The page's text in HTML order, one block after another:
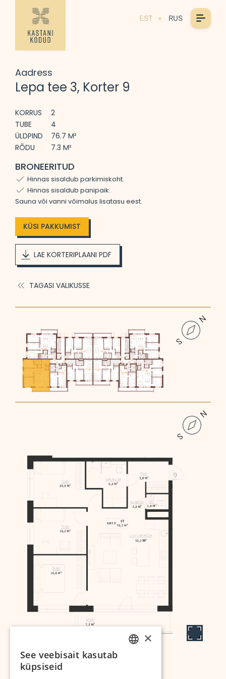
EST RUS
Aadress
Lepa tee 3, Korter 9
KORRUS
2
TUBE
4
ÜLDPIND
76.7 M²
RÕDU
7.3 M²
BRONEERITUD
Hinnas sisaldub parkimiskoht.
Hinnas sisaldub panipaik.
Sauna või vanni võimalus lisatasu eest.
KÜSI PAKKUMIST
LAE KORTERIPLAANI PDF
TAGASI VALIKUSSE
×
See veebisait kasutab
küpsiseid